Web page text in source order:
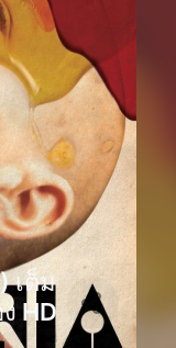
เต็ม
HD